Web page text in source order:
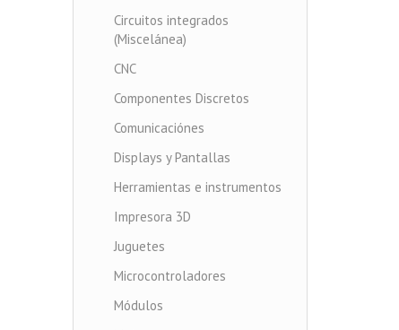
Circuitos integrados
(Miscelánea)
CNC
Componentes Discretos
Comunicaciónes
Displays y Pantallas
Herramientas e instrumentos
Impresora 3D
Juguetes
Microcontroladores
Módulos